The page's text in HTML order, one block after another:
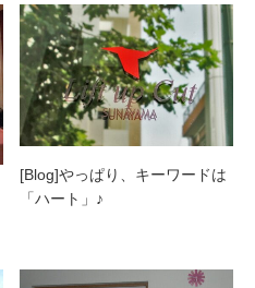
[Blog]やっぱり、キーワードは
「ハート」♪